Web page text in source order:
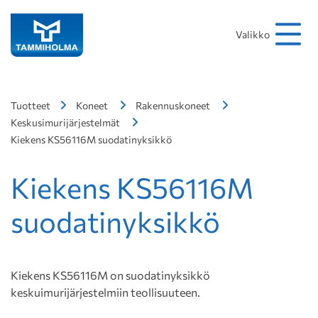
Valikko
Tuotteet Koneet
Rakennuskoneet
Keskusimurijärjestelmät
Kiekens KS56116M suodatinyksikkö
Kiekens KS56116M
suodatinyksikkö
Kiekens KS56116M on suodatinyksikkö
keskuimurijärjestelmiin teollisuuteen.